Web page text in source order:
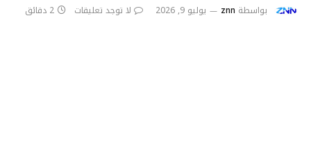
بواسطة znn يوليو 9, 2026 لا توجد تعليقات 2 دقائق